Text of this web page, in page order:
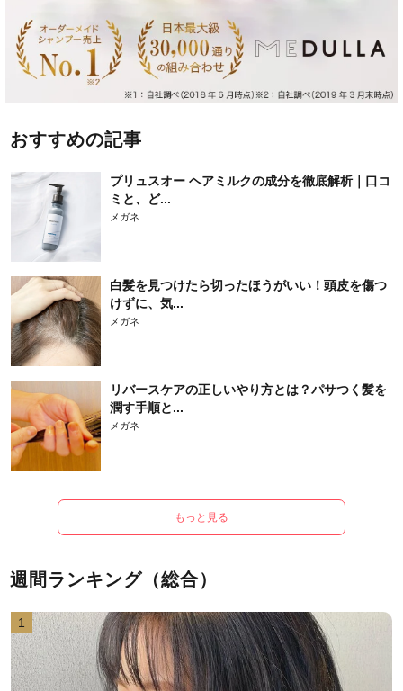
おすすめの記事
プリュスオー ヘアミルクの成分を徹底解析｜口コ
ミと、ど...
メガネ
白髪を見つけたら切ったほうがいい！頭皮を傷つ
けずに、気...
メガネ
リバースケアの正しいやり方とは？パサつく髪を
潤す手順と...
メガネ
もっと見る
週間ランキング（総合）
1